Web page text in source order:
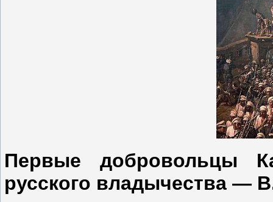
Первые добровольцы
русского владычества —